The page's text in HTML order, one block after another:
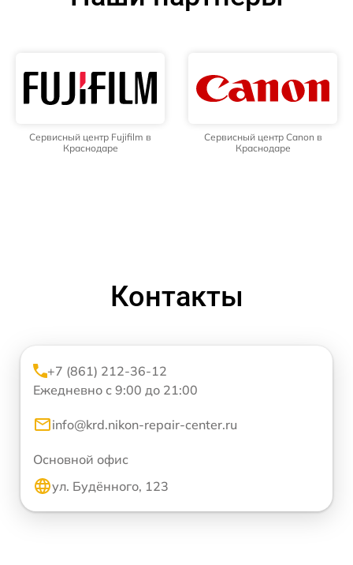
Сервисный центр Fujifilm в
Краснодаре
Сервисный центр Canon в
Краснодаре
Контакты
+7 (861) 212-36-12
Ежедневно с 9:00 до 21:00
info@krd.nikon-repair-center.ru
Основной офис
ул. Будённого, 123